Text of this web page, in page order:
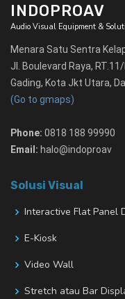
INDOPROAV
Audio Visual Equipment &
Menara Satu Sentra
Jl. Boulevard Raya,
Gading, Kota Jkt Utara,
(Go to gmaps)
Phone: 0818 188 99990
Email: halo@indoproav
Solusi Visual
Interactive Flat Panel
E-Kiosk
Video Wall
Stretch atau Bar